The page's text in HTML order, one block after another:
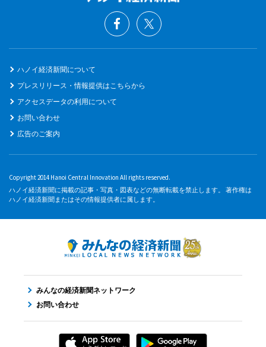
ハノイ経済新聞について
プレスリリース・情報提供はこちらから
アクセスデータの利用について
お問い合わせ
広告のご案内
Copyright 2014 Hanoi Central Innovation All rights reserved.
ハノイ経済新聞に掲載の記事・写真・図表などの無断転載を禁止します。 著作権は
ハノイ経済新聞またはその情報提供者に属します。
みんなの経済新聞ネットワーク
お問い合わせ